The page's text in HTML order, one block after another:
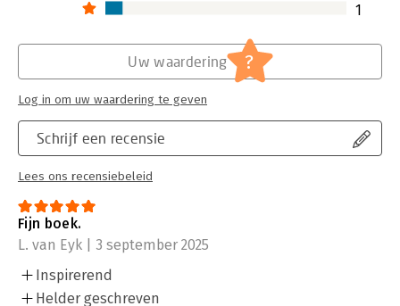
1
Schrijf een recensie
Lees ons recensiebeleid
Uw waardering ?
Log in om uw waardering te geven
Fijn boek.
L. van Eyk | 3 september 2025
Inspirerend
Helder geschreven